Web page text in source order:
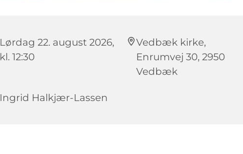
Lørdag 22. august 2026,
kl. 12:30
Vedbæk kirke,
Enrumvej 30, 2950
Vedbæk
Ingrid Halkjær-Lassen